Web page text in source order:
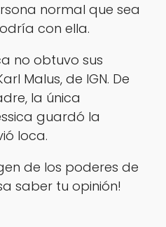
normal que sea
con ella.
no obtuvo sus
Malus, de IGN. De
la única
guardó la
loca.
de los poderes de
saber tu opinión!